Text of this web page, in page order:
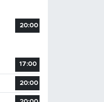
20:00
17:00
20:00